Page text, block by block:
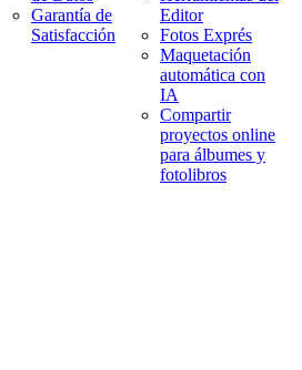
Garantía de
Satisfacción
Editor
Fotos Exprés
Maquetación
automática con
IA
Compartir
proyectos online
para álbumes y
fotolibros